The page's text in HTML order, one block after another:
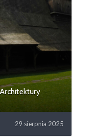
29 sierpnia 2025